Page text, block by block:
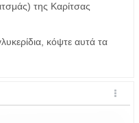
της Καρίτσας
κόψτε αυτά τα